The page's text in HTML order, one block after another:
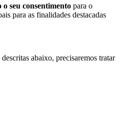
seu consentimento para o
para as finalidades destacadas
abaixo, precisaremos tratar